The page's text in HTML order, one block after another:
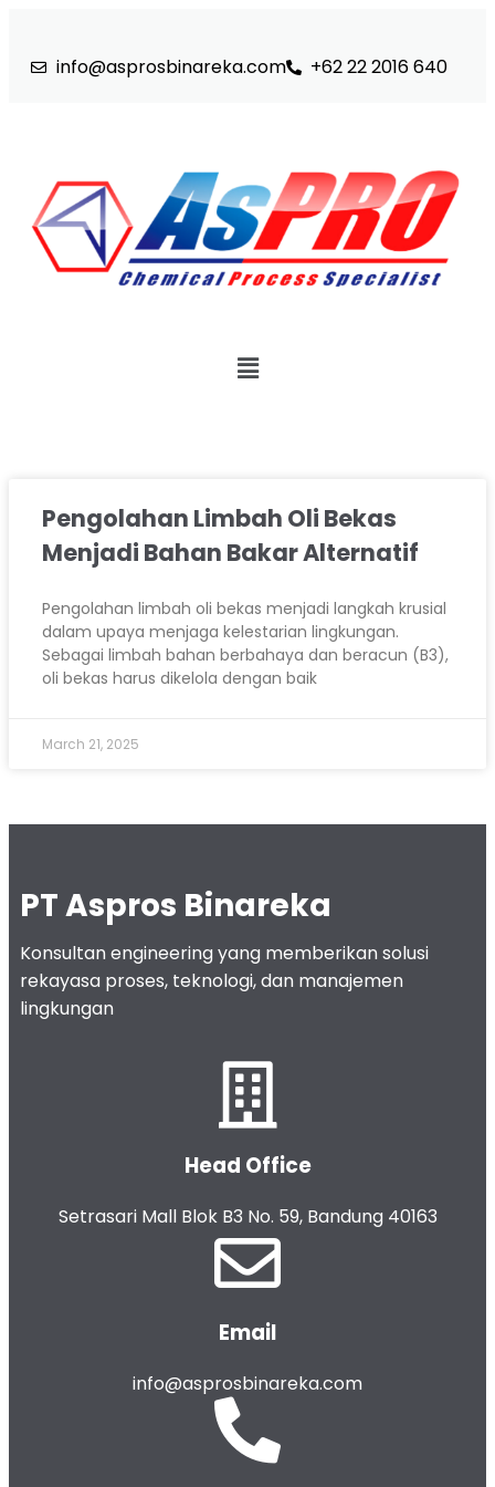
info@asprosbinareka.com +62 22 2016 640
Pengolahan Limbah Oli Bekas
Menjadi Bahan Bakar Alternatif
Pengolahan limbah oli bekas menjadi langkah krusial
dalam upaya menjaga kelestarian lingkungan.
Sebagai limbah bahan berbahaya dan beracun (B3),
oli bekas harus dikelola dengan baik
March 21, 2025
PT Aspros Binareka
Konsultan engineering yang memberikan solusi
rekayasa proses, teknologi, dan manajemen
lingkungan
Head Office
Setrasari Mall Blok B3 No. 59, Bandung 40163
Email
info@asprosbinareka.com